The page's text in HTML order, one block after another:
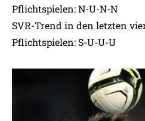
Pflichtspielen: N-U-N-N
SVR-Trend in den letzten
Pflichtspielen: S-U-U-U